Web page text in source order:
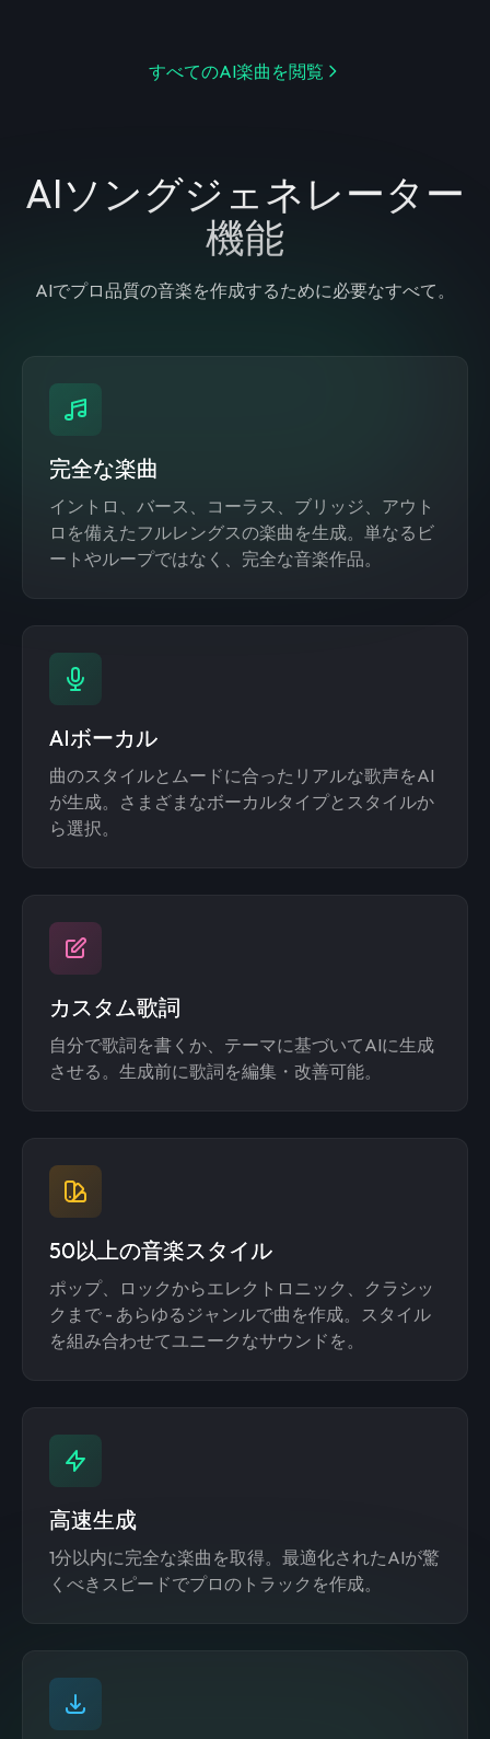
すべてのAI楽曲を閲覧
AIソングジェネレーター
機能
AIでプロ品質の音楽を作成するために必要なすべて。
完全な楽曲
イントロ、バース、コーラス、ブリッジ、アウト
ロを備えたフルレングスの楽曲を生成。単なるビ
ートやループではなく、完全な音楽作品。
AIボーカル
曲のスタイルとムードに合ったリアルな歌声をAI
が生成。さまざまなボーカルタイプとスタイルか
ら選択。
カスタム歌詞
自分で歌詞を書くか、テーマに基づいてAIに生成
させる。生成前に歌詞を編集・改善可能。
50以上の音楽スタイル
ポップ、ロックからエレクトロニック、クラシッ
クまで - あらゆるジャンルで曲を作成。スタイル
を組み合わせてユニークなサウンドを。
高速生成
1分以内に完全な楽曲を取得。最適化されたAIが驚
くべきスピードでプロのトラックを作成。